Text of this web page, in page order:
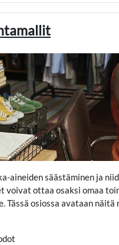
aineiden säästäminen ja
ottaa osaksi omaa
Tässä osiossa avataan